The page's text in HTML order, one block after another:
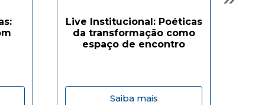
Live Institucional: Poéticas
da transformação como
espaço de encontro
Saiba mais